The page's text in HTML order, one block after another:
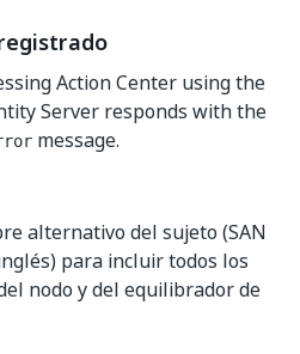
Action Center using the
Server responds with the
message.
alternativo del sujeto (SAN
para incluir todos los
nodo y del equilibrador de